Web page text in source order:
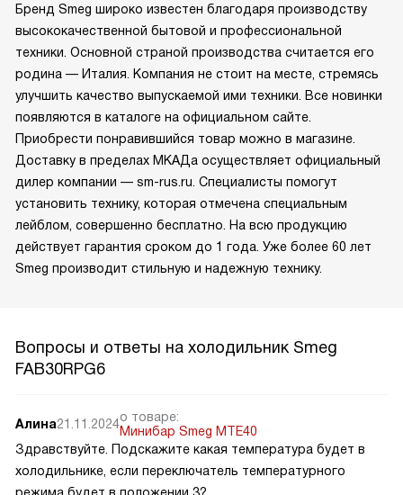
Бренд Smeg широко известен благодаря производству
высококачественной бытовой и профессиональной
техники. Основной страной производства считается его
родина — Италия. Компания не стоит на месте, стремясь
улучшить качество выпускаемой ими техники. Все новинки
появляются в каталоге на официальном сайте.
Приобрести понравившийся товар можно в магазине.
Доставку в пределах МКАДа осуществляет официальный
дилер компании — sm-rus.ru. Специалисты помогут
установить технику, которая отмечена специальным
лейблом, совершенно бесплатно. На всю продукцию
действует гарантия сроком до 1 года. Уже более 60 лет
Smeg производит стильную и надежную технику.
Вопросы и ответы на холодильник Smeg
FAB30RPG6
Алина21.11.2024о товаре:
Минибар Smeg MTE40
Здравствуйте. Подскажите какая температура будет в
холодильнике, если переключатель температурного